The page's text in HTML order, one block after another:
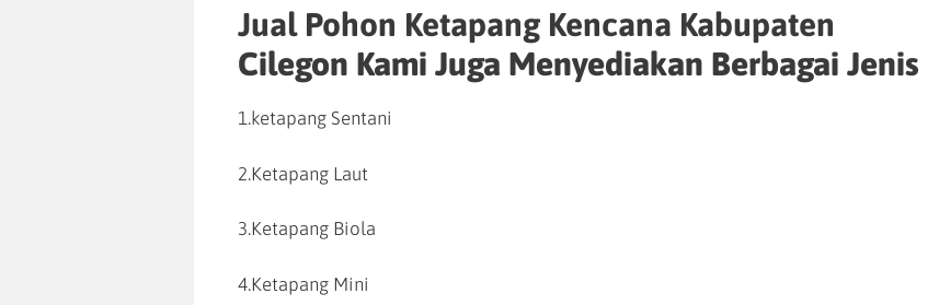
Jual Pohon Ketapang Kencana Kabupaten
Cilegon Kami Juga Menyediakan Berbagai Jenis
1.ketapang Sentani
2.Ketapang Laut
3.Ketapang Biola
4.Ketapang Mini